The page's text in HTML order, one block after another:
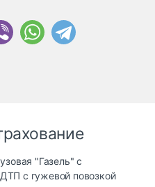
"Газель" с
с гужевой повозкой